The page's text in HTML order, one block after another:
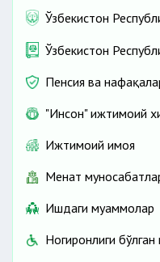
Ўзбекистон
Ўзбекистон
Пенсия ва
"Инсон" ижтимоий
Ижтимоий ҳимоя
Меҳнат
Ишдаги муаммолар
Ногиронлиги